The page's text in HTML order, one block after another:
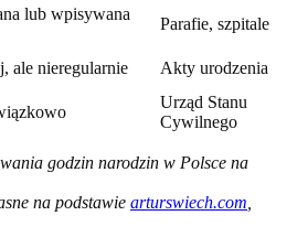
lub wpisywana
Parafie, szpitale
ale nieregularnie Akty urodzenia
Urząd Stanu
Cywilnego
godzin narodzin w Polsce na
na podstawie arturswiech.com